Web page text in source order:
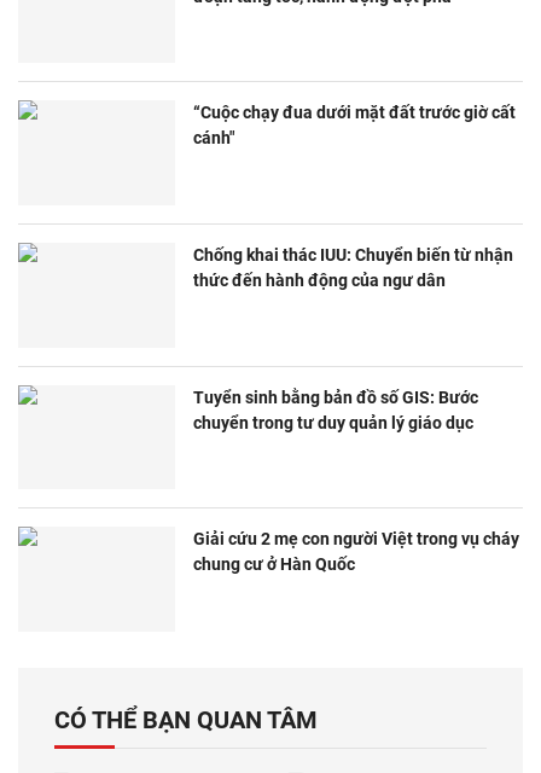
“Cuộc chạy đua dưới mặt đất trước giờ cất
cánh"
Chống khai thác IUU: Chuyển biến từ nhận
thức đến hành động của ngư dân
Tuyển sinh bằng bản đồ số GIS: Bước
chuyển trong tư duy quản lý giáo dục
Giải cứu 2 mẹ con người Việt trong vụ cháy
chung cư ở Hàn Quốc
CÓ THỂ BẠN QUAN TÂM